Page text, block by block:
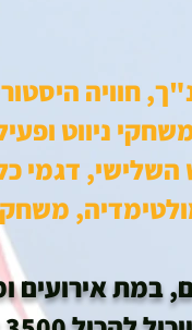
חוויה
ניווט
דגמי
אירועים ומתחם